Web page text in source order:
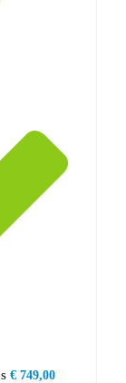
€ 749,00